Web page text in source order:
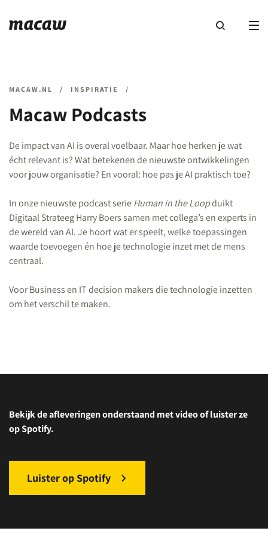
MACAW.NL / INSPIRATIE /
Macaw Podcasts
De impact van AI is overal voelbaar. Maar hoe herken je wat
écht relevant is? Wat betekenen de nieuwste ontwikkelingen
voor jouw organisatie? En vooral: hoe pas je AI praktisch toe?
In onze nieuwste podcast serieHuman in the Loopduikt
Digitaal Strateeg Harry Boers samen met collega’s en experts in
de wereld van AI. Je hoort wat er speelt, welke toepassingen
waarde toevoegen én hoe je technologie inzet met de mens
centraal.
Voor Business en IT decision makers die technologie inzetten
om het verschil te maken.
Bekijk de afleveringen onderstaand met video of luister ze
op Spotify.
Luister op Spotify